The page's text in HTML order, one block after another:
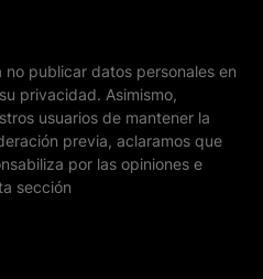
publicar datos personales en
privacidad. Asimismo,
usuarios de mantener la
previa, aclaramos que
por las opiniones e
sección